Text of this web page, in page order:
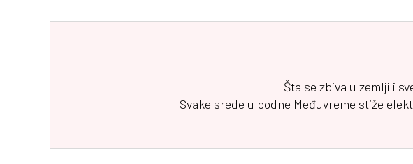
Šta se zbiva u zemlji i
Svake srede u podne Međuvreme stiže